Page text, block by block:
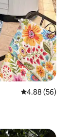
Calificación
4.88 (56)